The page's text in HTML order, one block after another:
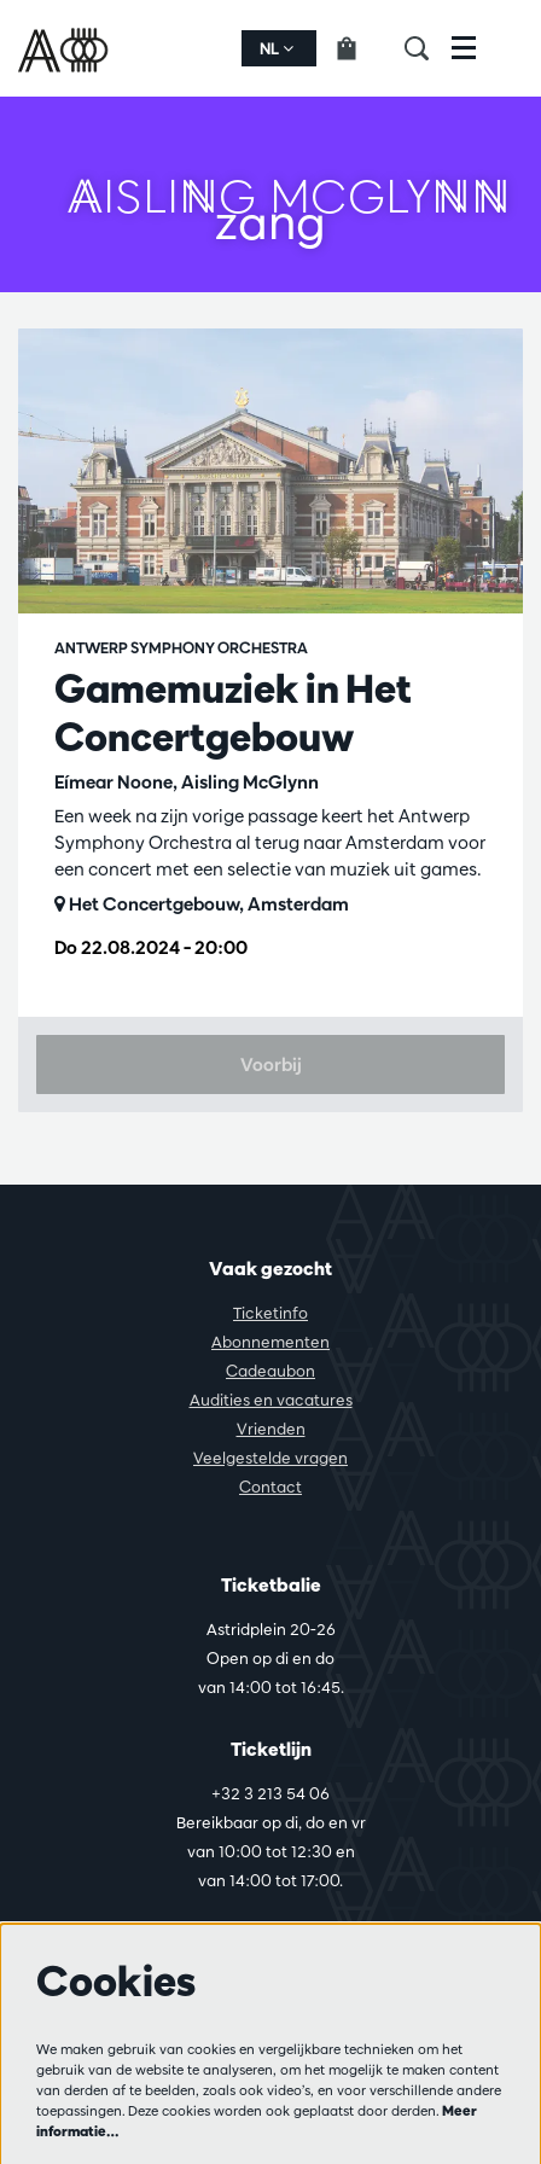
NL Menu
AISLING MCGLYNN
zang
Gamemuziek in Het
Concertgebouw
Eímear Noone, Aisling McGlynn
ANTWERP SYMPHONY ORCHESTRA
Do 22.08.2024– 20:00
Een week na zijn vorige passage keert het Antwerp
Symphony Orchestra al terug naar Amsterdam voor
een concert met een selectie van muziek uit games.
Het Concertgebouw, Amsterdam
Voorbij
Vaak gezocht
Ticketinfo
Abonnementen
Cadeaubon
Audities en vacatures
Vrienden
Veelgestelde vragen
Contact
Ticketbalie
Astridplein 20-26
Open op di en do
van 14:00 tot 16:45.
Ticketlijn
+32 3 213 54 06
Bereikbaar op di, do en vr
van 10:00 tot 12:30 en
van 14:00 tot 17:00.
Privacy
Verkoopsvoorwaarden
Pers
Cookies
We maken gebruik van cookies en vergelijkbare technieken om het
gebruik van de website te analyseren, om het mogelijk te maken content
van derden af te beelden, zoals ook video’s, en voor verschillende andere
toepassingen. Deze cookies worden ook geplaatst door derden. Meer
informatie…